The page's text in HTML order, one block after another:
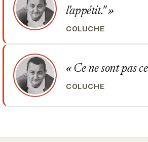
l'appétit."
COLUCHE
Ce ne sont pas
COLUCHE